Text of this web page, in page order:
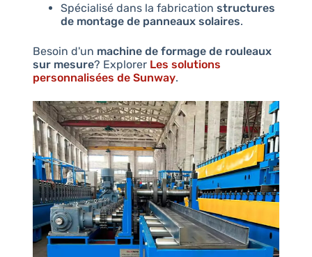
Spécialisé dans la fabrication structures
de montage de panneaux solaires.
Besoin d'un machine de formage de rouleaux
sur mesure? Explorer Les solutions
personnalisées de Sunway.